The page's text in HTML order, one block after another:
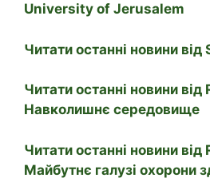
University of Jerusalem
Читати останні новини
Читати останні новини
Навколишнє середовище
Читати останні новини
Майбутнє галузі охорони